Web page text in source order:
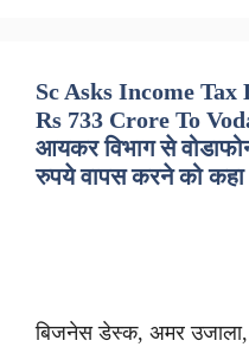
Sc Asks Income
Rs 733 Crore To
आयकर विभाग से
रुपये वापस करने को कहा
बिजनेस डेस्क, अमर उजाला,